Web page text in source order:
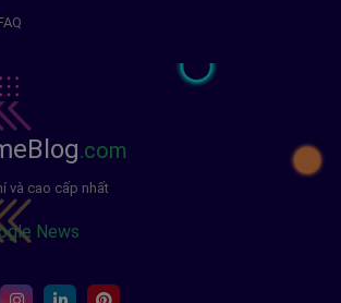
.com
và cao cấp nhất
News